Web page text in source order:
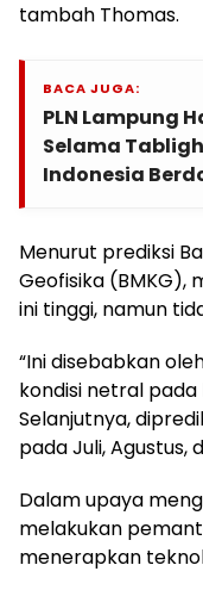
tambah Thomas.
BACA JUGA:
PLN Lampung
Selama
Indonesia
Menurut prediksi
Geofisika (BMKG),
ini tinggi, namun
“Ini disebabkan
kondisi netral pada
Selanjutnya,
pada Juli, Agustus,
Dalam upaya
melakukan
menerapkan